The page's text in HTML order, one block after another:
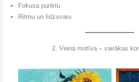
Fokusa punktu
Ritmu un līdzsvaru
2. Viena motīva – vairākas